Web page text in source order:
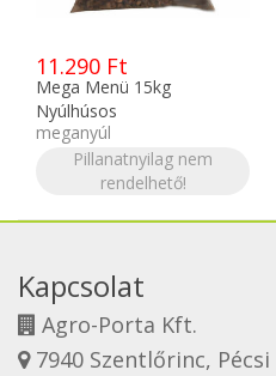
11.290 Ft
Mega Menü 15kg
Nyúlhúsos
meganyúl
Pillanatnyilag nem
rendelhető!
Kapcsolat
Agro-Porta Kft.
7940 Szentlőrinc, Pécsi